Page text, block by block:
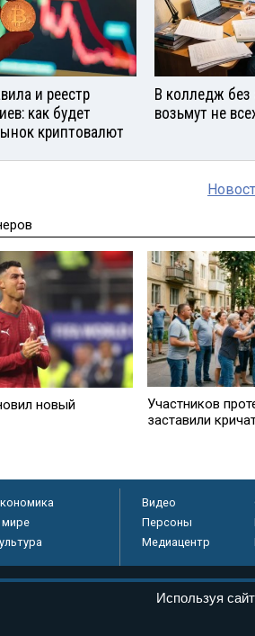
и реестр
как будет
криптовалют
В колледж без
возьмут не
новый
Участников
заставили
мире
Видео
Персоны
Медиацентр
Используя